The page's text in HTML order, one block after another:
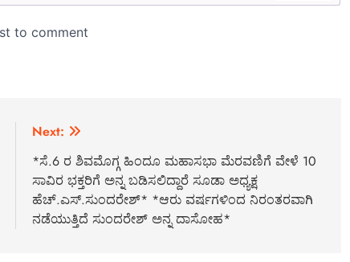
Next:
*ಸೆ.6 ರ ಶಿವಮೊಗ್ಗ ಹಿಂದೂ ಮಹಾಸಭಾ ಮೆರವಣಿಗೆ ವೇಳೆ 10
ಸಾವಿರ ಭಕ್ತರಿಗೆ ಅನ್ನ ಬಡಿಸಲಿದ್ದಾರೆ ಸೂಡಾ ಅಧ್ಯಕ್ಷ
ಹೆಚ್.ಎಸ್.ಸುಂದರೇಶ್* *ಆರು ವರ್ಷಗಳಿಂದ ನಿರಂತರವಾಗಿ
ನಡೆಯುತ್ತಿದೆ ಸುಂದರೇಶ್ ಅನ್ನ ದಾಸೋಹ*